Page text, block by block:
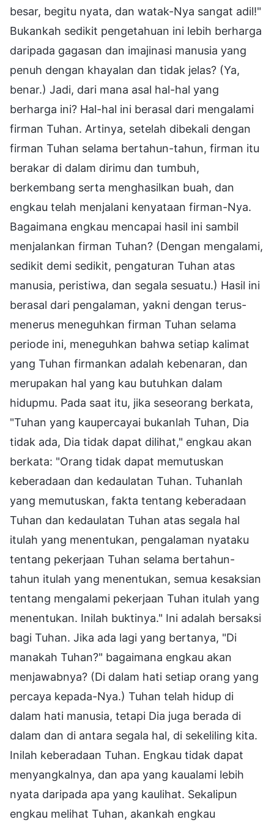
besar, begitu nyata, dan watak-Nya sangat adil!"
Bukankah sedikit pengetahuan ini lebih berharga
daripada gagasan dan imajinasi manusia yang
penuh dengan khayalan dan tidak jelas? (Ya,
benar.) Jadi, dari mana asal hal-hal yang
berharga ini? Hal-hal ini berasal dari mengalami
firman Tuhan. Artinya, setelah dibekali dengan
firman Tuhan selama bertahun-tahun, firman itu
berakar di dalam dirimu dan tumbuh,
berkembang serta menghasilkan buah, dan
engkau telah menjalani kenyataan firman-Nya.
Bagaimana engkau mencapai hasil ini sambil
menjalankan firman Tuhan? (Dengan mengalami,
sedikit demi sedikit, pengaturan Tuhan atas
manusia, peristiwa, dan segala sesuatu.) Hasil ini
berasal dari pengalaman, yakni dengan terus-
menerus meneguhkan firman Tuhan selama
periode ini, meneguhkan bahwa setiap kalimat
yang Tuhan firmankan adalah kebenaran, dan
merupakan hal yang kau butuhkan dalam
hidupmu. Pada saat itu, jika seseorang berkata,
"Tuhan yang kaupercayai bukanlah Tuhan, Dia
tidak ada, Dia tidak dapat dilihat," engkau akan
berkata: "Orang tidak dapat memutuskan
keberadaan dan kedaulatan Tuhan. Tuhanlah
yang memutuskan, fakta tentang keberadaan
Tuhan dan kedaulatan Tuhan atas segala hal
itulah yang menentukan, pengalaman nyataku
tentang pekerjaan Tuhan selama bertahun-
tahun itulah yang menentukan, semua kesaksian
tentang mengalami pekerjaan Tuhan itulah yang
menentukan. Inilah buktinya." Ini adalah bersaksi
bagi Tuhan. Jika ada lagi yang bertanya, "Di
manakah Tuhan?" bagaimana engkau akan
menjawabnya? (Di dalam hati setiap orang yang
percaya kepada-Nya.) Tuhan telah hidup di
dalam hati manusia, tetapi Dia juga berada di
dalam dan di antara segala hal, di sekeliling kita.
Inilah keberadaan Tuhan. Engkau tidak dapat
menyangkalnya, dan apa yang kaualami lebih
nyata daripada apa yang kaulihat. Sekalipun
engkau melihat Tuhan, akankah engkau